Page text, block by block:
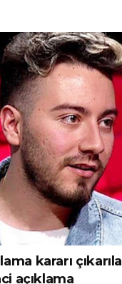
kararı
açıklama